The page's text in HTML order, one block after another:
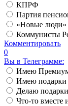
КПРФ
Партия
«Новые люди»
Коммунисты
Комментировать
0
Вы в Телеграмме:
Имею
Имею подарки
Делаю подарки
Что-то вместе